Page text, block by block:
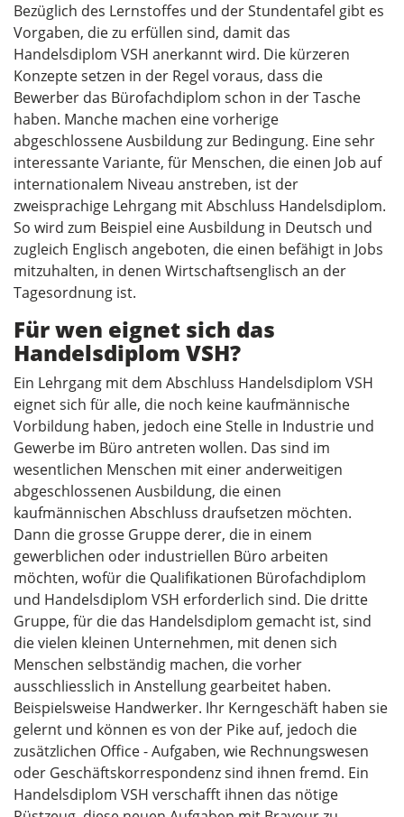
Bezüglich des Lernstoffes und der Stundentafel gibt es
Vorgaben, die zu erfüllen sind, damit das
Handelsdiplom VSH anerkannt wird. Die kürzeren
Konzepte setzen in der Regel voraus, dass die
Bewerber das Bürofachdiplom schon in der Tasche
haben. Manche machen eine vorherige
abgeschlossene Ausbildung zur Bedingung. Eine sehr
interessante Variante, für Menschen, die einen Job auf
internationalem Niveau anstreben, ist der
zweisprachige Lehrgang mit Abschluss Handelsdiplom.
So wird zum Beispiel eine Ausbildung in Deutsch und
zugleich Englisch angeboten, die einen befähigt in Jobs
mitzuhalten, in denen Wirtschaftsenglisch an der
Tagesordnung ist.
Für wen eignet sich das
Handelsdiplom VSH?
Ein Lehrgang mit dem Abschluss Handelsdiplom VSH
eignet sich für alle, die noch keine kaufmännische
Vorbildung haben, jedoch eine Stelle in Industrie und
Gewerbe im Büro antreten wollen. Das sind im
wesentlichen Menschen mit einer anderweitigen
abgeschlossenen Ausbildung, die einen
kaufmännischen Abschluss draufsetzen möchten.
Dann die grosse Gruppe derer, die in einem
gewerblichen oder industriellen Büro arbeiten
möchten, wofür die Qualifikationen Bürofachdiplom
und Handelsdiplom VSH erforderlich sind. Die dritte
Gruppe, für die das Handelsdiplom gemacht ist, sind
die vielen kleinen Unternehmen, mit denen sich
Menschen selbständig machen, die vorher
ausschliesslich in Anstellung gearbeitet haben.
Beispielsweise Handwerker. Ihr Kerngeschäft haben sie
gelernt und können es von der Pike auf, jedoch die
zusätzlichen Office - Aufgaben, wie Rechnungswesen
oder Geschäftskorrespondenz sind ihnen fremd. Ein
Handelsdiplom VSH verschafft ihnen das nötige